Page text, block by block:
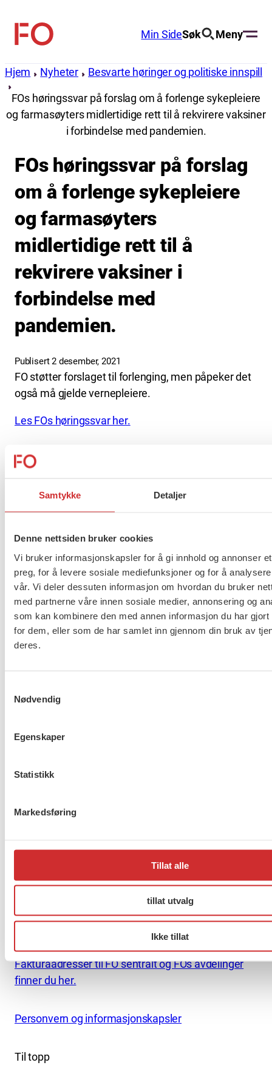
Samtykke Detaljer
Denne nettsiden bruker cookies
Vi bruker informasjonskapsler for å gi innhold og annonser
preg, for å levere sosiale mediefunksjoner og for å
vår. Vi deler dessuten informasjon om hvordan du bruker
med partnerne våre innen sosiale medier, annonsering og
som kan kombinere den med annen informasjon du har gjort
for dem, eller som de har samlet inn gjennom din bruk av
deres.
Nødvendig
Egenskaper
Statistikk
Markedsføring
Tillat alle
tillat utvalg
Ikke tillat
innhold
FO
Min SideSøk Meny
Hjem Nyheter Besvarte høringer og politiske innspill
FOs høringssvar på forslag om å forlenge sykepleiere
og farmasøyters midlertidige rett til å rekvirere vaksiner
i forbindelse med pandemien.
FOs høringssvar på forslag
om å forlenge sykepleiere
og farmasøyters
midlertidige rett til å
rekvirere vaksiner i
forbindelse med
pandemien.
Publisert 2 desember, 2021
FO støtter forslaget til forlenging, men påpeker det
også må gjelde vernepleiere.
Les FOs høringssvar her.
Flere saker
Er du berørt av brannen i
Drammen?
+47 919 19 916
Nettredaktør: nettredaktor@fo.no
Ansvarlig redaktør: Marianne Solberg
Fakturaadresser til FO sentralt og FOs avdelinger
finner du her.
Personvern og informasjonskapsler
Til topp